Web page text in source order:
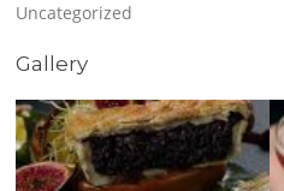
Uncategorized
Gallery